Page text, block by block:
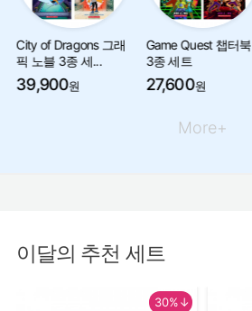
Game Quest 챕터북
3종 세트
27,600원
Step into Reading 1
단계 : Disney Pr...
50,000원
More+
이달의 추천 세트
30%↓